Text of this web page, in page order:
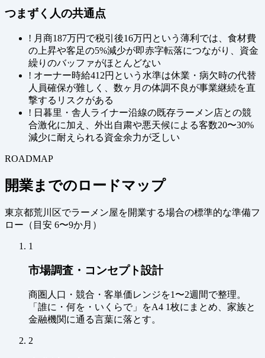
つまずく人の共通点
! 月商187万円で税引後16万円という薄利では、食材費
の上昇や客足の5%減少が即赤字転落につながり、資金
繰りのバッファがほとんどない
! オーナー時給412円という水準は休業・病欠時の代替
人員確保が難しく、数ヶ月の体調不良が事業継続を直
撃するリスクがある
! 日暮里・舎人ライナー沿線の既存ラーメン店との競
合激化に加え、外出自粛や悪天候による客数20〜30%
減少に耐えられる資金余力が乏しい
ROADMAP
開業までのロードマップ
東京都荒川区でラーメン屋を開業する場合の標準的な準備フ
ロー（ 目安 6〜9か月 ）
1
市場調査・コンセプト設計
商圏人口・競合・客単価レンジを1〜2週間で整理。
「誰に・何を・いくらで」をA4 1枚にまとめ、家族と
金融機関に通る言葉に落とす。
2